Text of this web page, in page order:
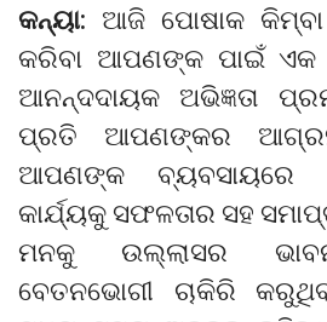
କନ୍ୟା: ଆଜି ପୋଷାକ
କରିବା ଆପଣଙ୍କ ପାଇଁ ଏକ
ଆନନ୍ଦଦାୟକ ଅଭିଜ୍ଞତା
ପ୍ରତି ଆପଣଙ୍କର
ଆପଣଙ୍କ ବ୍ୟବସାୟରେ
କାର୍ଯ୍ୟକୁ ସଫଳତାର ସହ
ମନକୁ ଉଲ୍ଲାସର
ବେତନଭୋଗୀ ଚାକିରି